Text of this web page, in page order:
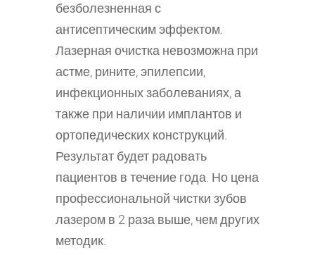
безболезненная с
антисептическим эффектом.
Лазерная очистка невозможна при
астме, рините, эпилепсии,
инфекционных заболеваниях, а
также при наличии имплантов и
ортопедических конструкций.
Результат будет радовать
пациентов в течение года. Но цена
профессиональной чистки зубов
лазером в 2 раза выше, чем других
методик.